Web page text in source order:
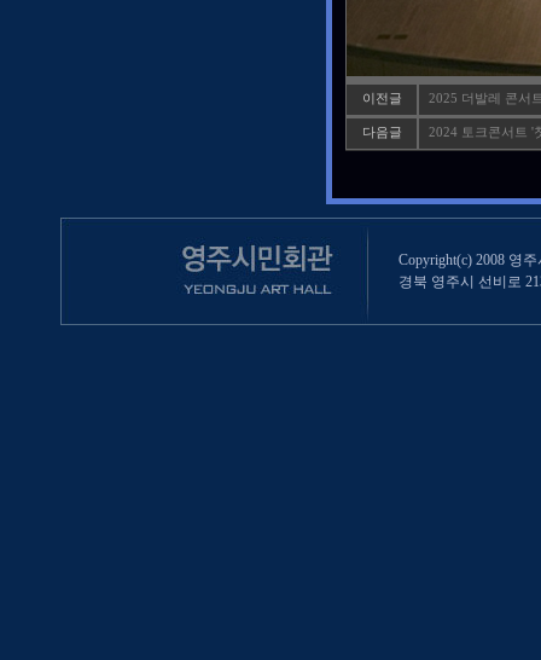
이전글 2025 더발레 콘서
다음글 2024 토크콘서트 '
Copyright(c) 2008 영
경북 영주시 선비로